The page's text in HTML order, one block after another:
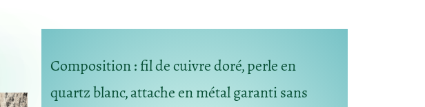
Composition : fil de cuivre doré, perle en
quartz blanc, attache en métal garanti sans